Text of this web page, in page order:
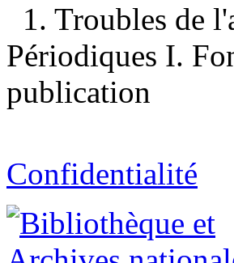
1. Troubles de
Périodiques I.
publication
Confidentialité